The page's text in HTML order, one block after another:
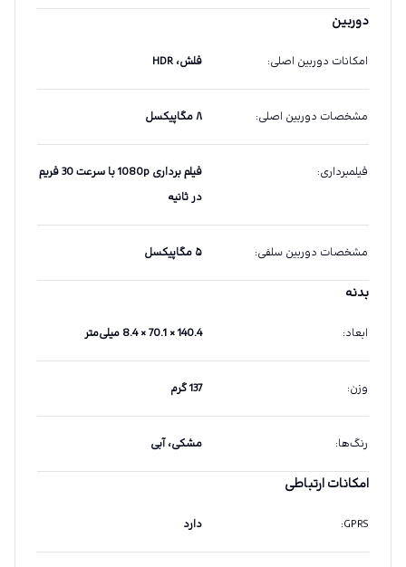
دوربین
امکانات دوربین اصلی: فلش، HDR
مشخصات دوربین اصلی: ۸ مگاپیکسل
فیلمبرداری:
فیلم برداری 1080p با سرعت 30 فریم
در ثانیه
مشخصات دوربین سلفی: ۵ مگاپیکسل
بدنه
ابعاد: 140.4 × 70.1 × 8.4 میلی‌متر
وزن: 137 گرم
رنگ‌ها: مشکی، آبی
امکانات ارتباطی
GPRS
: دارد